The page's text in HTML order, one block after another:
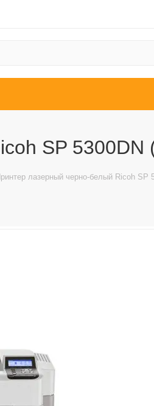
SP 5300DN
лазерный черно-белый Ricoh SP